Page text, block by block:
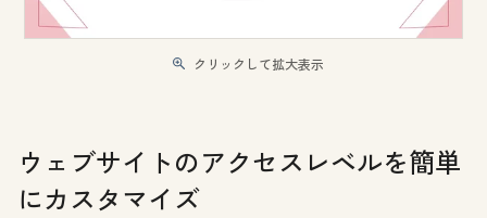
クリックして拡大表示
ウェブサイトのアクセスレベルを簡単
にカスタマイズ